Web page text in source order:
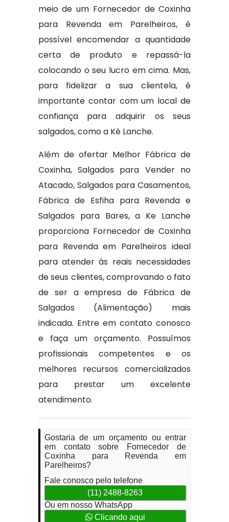
meio de um Fornecedor de Coxinha
para Revenda em Parelheiros, é
possível encomendar a quantidade
certa de produto e repassá-la
colocando o seu lucro em cima. Mas,
para fidelizar a sua clientela, é
importante contar com um local de
confiança para adquirir os seus
salgados, como a Ké Lanche.
Além de ofertar Melhor Fábrica de
Coxinha, Salgados para Vender no
Atacado, Salgados para Casamentos,
Fábrica de Esfiha para Revenda e
Salgados para Bares, a Ke Lanche
proporciona Fornecedor de Coxinha
para Revenda em Parelheiros ideal
para atender às reais necessidades
de seus clientes, comprovando o fato
de ser a empresa de Fábrica de
Salgados (Alimentação) mais
indicada. Entre em contato conosco
e faça um orçamento. Possuímos
profissionais competentes e os
melhores recursos comercializados
para prestar um excelente
atendimento.
Gostaria de um orçamento ou entrar
em contato sobre Fornecedor de
Coxinha para Revenda em
Parelheiros?
Fale conosco pelo telefone
(11) 2488-8263
Ou em nosso WhatsApp
Clicando aqui